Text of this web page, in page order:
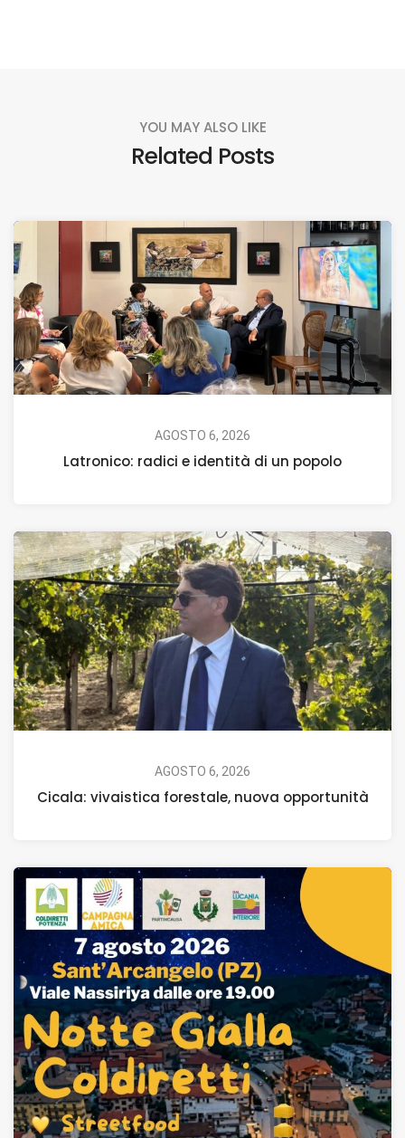
YOU MAY ALSO LIKE
Related Posts
AGOSTO 6, 2026
Latronico: radici e identità di un popolo
AGOSTO 6, 2026
Cicala: vivaistica forestale, nuova opportunità